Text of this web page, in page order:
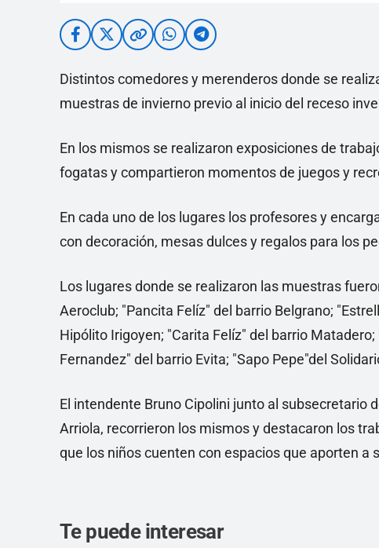
Distintos comedores y merenderos donde se
muestras de invierno previo al inicio del receso
En los mismos se realizaron exposiciones de
fogatas y compartieron momentos de juegos y
En cada uno de los lugares los profesores y
con decoración, mesas dulces y regalos para los
Los lugares donde se realizaron las muestras
Aeroclub; "Pancita Felíz" del barrio Belgrano;
Hipólito Irigoyen; "Carita Felíz" del barrio
Fernandez" del barrio Evita; "Sapo Pepe"del
El intendente Bruno Cipolini junto al subsecretario
Arriola, recorrieron los mismos y destacaron los
que los niños cuenten con espacios que aporten a
Te puede interesar